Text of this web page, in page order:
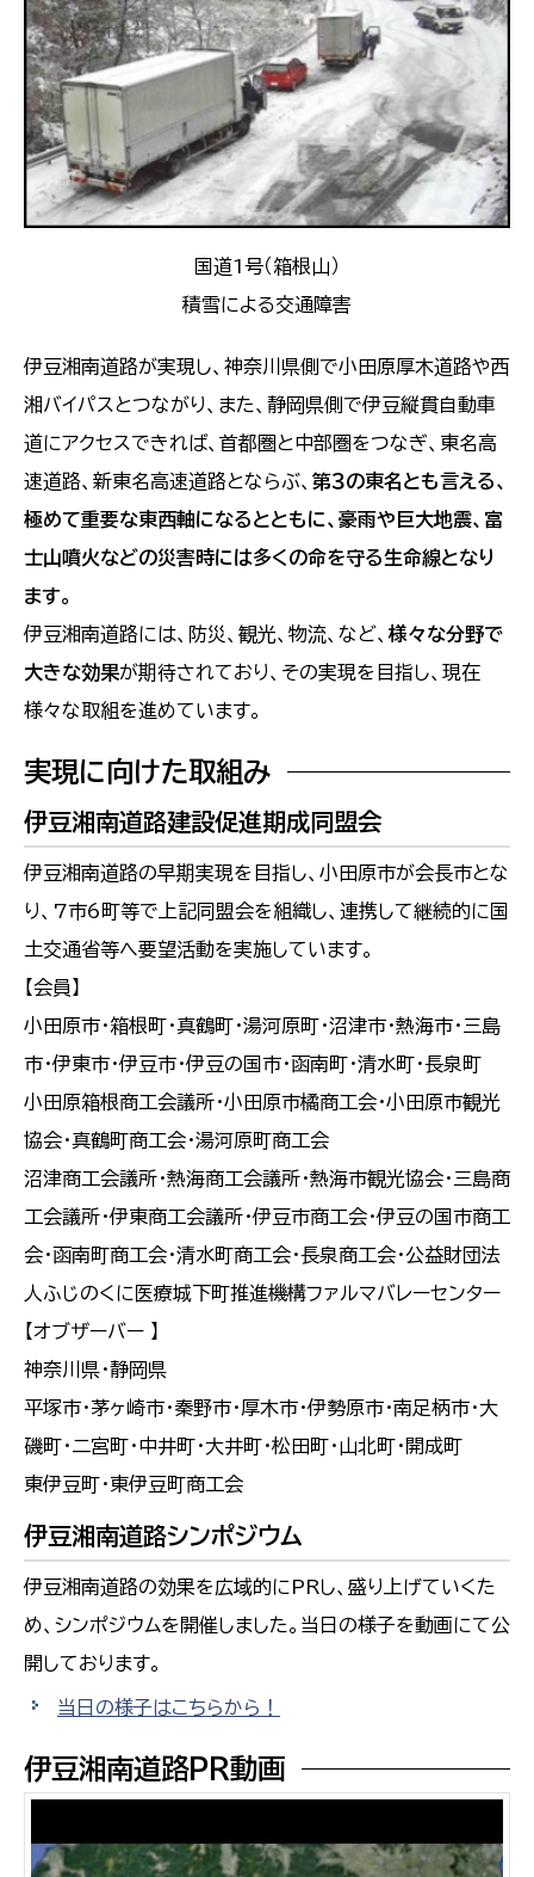
国道1号（箱根山）
積雪による交通障害
伊豆湘南道路が実現し、神奈川県側で小田原厚木道路や西
湘バイパスとつながり、また、静岡県側で伊豆縦貫自動車
道にアクセスできれば、首都圏と中部圏をつなぎ、東名高
速道路、新東名高速道路とならぶ、 第３の東名とも言える、
極めて重要な東西軸になるとともに、豪雨や巨大地震、富
士山噴火などの災害時には多くの命を守る生命線となり
ます。
伊豆湘南道路には、防災、観光、物流、など、 様々な分野で
大きな効果が期待されており、その実現を目指し、現在
様々な取組を進めています。
実現に向けた取組み
伊豆湘南道路建設促進期成同盟会
伊豆湘南道路の早期実現を目指し、小田原市が会長市とな
り、7市6町等で上記同盟会を組織し、連携して継続的に国
土交通省等へ要望活動を実施しています。
【会員】
小田原市・箱根町・真鶴町・湯河原町・沼津市・熱海市・三島
市・伊東市・伊豆市・伊豆の国市・函南町・清水町・長泉町
小田原箱根商工会議所・小田原市橘商工会・小田原市観光
協会・真鶴町商工会・湯河原町商工会
沼津商工会議所・熱海商工会議所・熱海市観光協会・三島商
工会議所・伊東商工会議所・伊豆市商工会・伊豆の国市商工
会・函南町商工会・清水町商工会・長泉商工会・公益財団法
人ふじのくに医療城下町推進機構ファルマバレーセンター
【オブザーバー 】
神奈川県・静岡県
平塚市・茅ヶ崎市・秦野市・厚木市・伊勢原市・南足柄市・大
磯町・二宮町・中井町・大井町・松田町・山北町・開成町
東伊豆町・東伊豆町商工会
伊豆湘南道路シンポジウム
伊豆湘南道路の効果を広域的にPRし、盛り上げていくた
め、シンポジウムを開催しました。当日の様子を動画にて公
開しております。
当日の様子はこちらから！
伊豆湘南道路PR動画